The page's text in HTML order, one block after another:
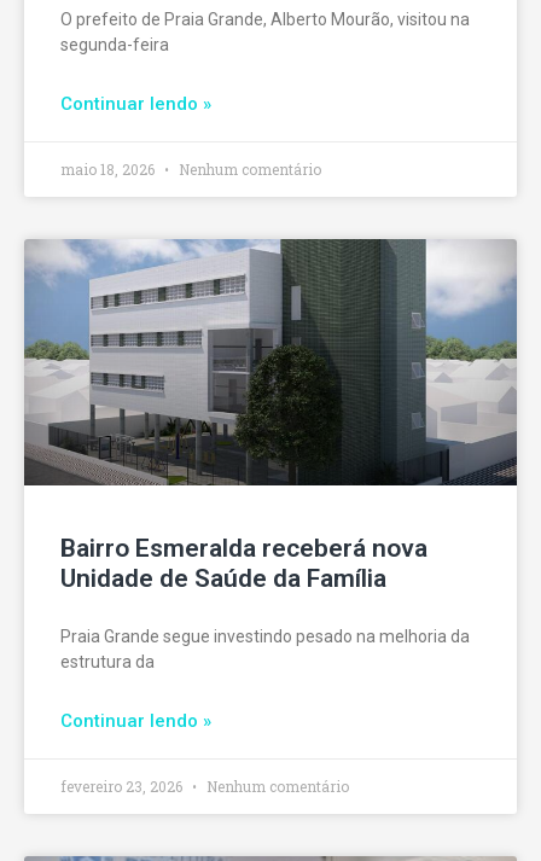
O prefeito de Praia Grande, Alberto Mourão, visitou na
segunda-feira
Continuar lendo »
maio 18, 2026 Nenhum comentário
Bairro Esmeralda receberá nova
Unidade de Saúde da Família
Praia Grande segue investindo pesado na melhoria da
estrutura da
Continuar lendo »
fevereiro 23, 2026 Nenhum comentário